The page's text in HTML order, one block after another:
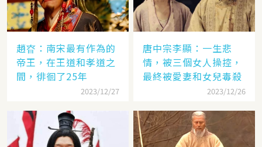
趙昚：南宋最有作為的
帝王，在王道和孝道之
間，徘徊了25年
2023/12/27
唐中宗李顯：一生悲
情，被三個女人操控，
最終被愛妻和女兒毒殺
2023/12/26